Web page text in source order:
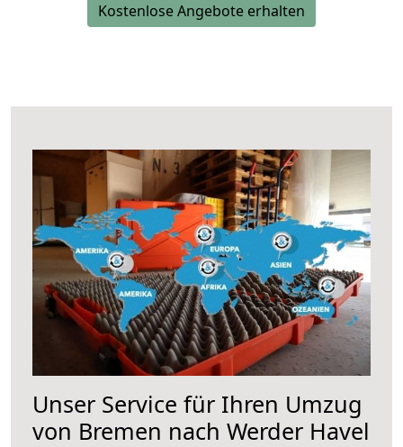
Kostenlose Angebote erhalten
Unser Service für Ihren Umzug
von Bremen nach Werder Havel